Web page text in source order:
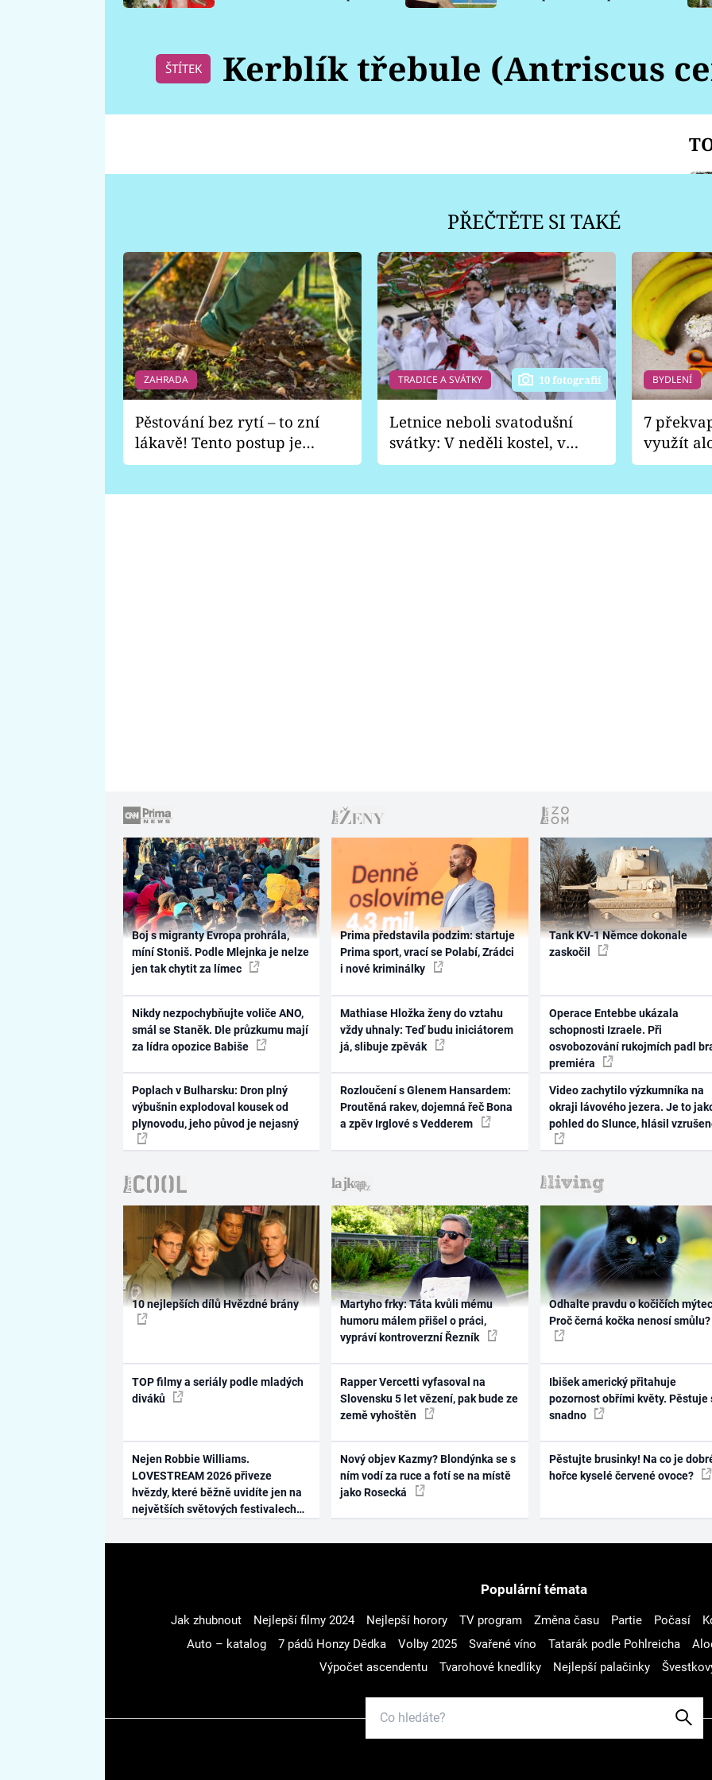
ŠTÍTEK Kerblík třebule (Antriscus
PŘEČTĚTE SI TAKÉ
ZAHRADA
Pěstování bez rytí – to zní
lákavě! Tento postup je
vhodný jen pro některé
TRADICE A SVÁTKY 10 fotografií
Letnice neboli svatodušní
svátky: V neděli kostel, v
pondělí zábava
BYDLENÍ
7
využít
Boj s migranty Evropa prohrála,
míní Stoniš. Podle Mlejnka je nelze
jen tak chytit za límec
Nikdy nezpochybňujte voliče ANO,
smál se Staněk. Dle průzkumu mají
za lídra opozice Babiše
Poplach v Bulharsku: Dron plný
výbušnin explodoval kousek od
plynovodu, jeho původ je nejasný
Prima představila podzim: startuje
Prima sport, vrací se Polabí, Zrádci
i nové kriminálky
Mathiase Hložka ženy do vztahu
vždy uhnaly: Teď budu iniciátorem
já, slibuje zpěvák
Rozloučení s Glenem Hansardem:
Proutěná rakev, dojemná řeč Bona
a zpěv Irglové s Vedderem
Tank KV-1 Němce dokonale
zaskočil
Operace Entebbe ukázala
schopnosti Izraele. Při
osvobozování rukojmích padl
premiéra
Video zachytilo výzkumníka na
okraji lávového jezera. Je to
pohled do Slunce, hlásil
10 nejlepších dílů Hvězdné brány
TOP filmy a seriály podle mladých
diváků
Nejen Robbie Williams.
LOVESTREAM 2026 přiveze
hvězdy, které běžně uvidíte jen na
největších světových festivalech
Martyho frky: Táta kvůli mému
humoru málem přišel o práci,
vypráví kontroverzní Řezník
Rapper Vercetti vyfasoval na
Slovensku 5 let vězení, pak bude ze
země vyhoštěn
Nový objev Kazmy? Blondýnka se s
ním vodí za ruce a fotí se na místě
jako Rosecká
Odhalte pravdu o kočičích
Proč černá kočka nenosí smůlu?
Ibišek americký přitahuje
pozornost obřími květy. Pěstuje
snadno
Pěstujte brusinky! Na co je
hořce kyselé červené ovoce?
Populární témata
Jak zhubnout Nejlepší filmy 2024 Nejlepší horory TV program Změna času Partie Počasí
Auto – katalog
7 pádů Honzy Dědka Volby 2025 Svařené víno Tatarák podle Pohlreicha
Výpočet ascendentu
Tvarohové knedlíky Nejlepší palačinky